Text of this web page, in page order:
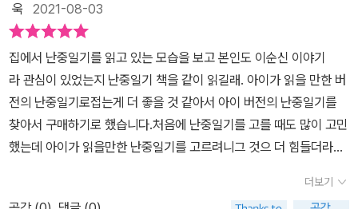
다. 일기를 쓰지 않았다면 사람들의 기억 속에 사라졌을 것이다. 오늘
의 기록이 곧 나를 만든다!
께 해설도 들어가 있어 읽기가 편했네요.이순신 장군이 점을 쳤다는
것에...아마도 적과의 싸움에서 언제나 승리하는 것은 아니라는 두려
움이 자리 잡고 있어서 그랬을 거라는 생각이 들었네요 이순신 장군
의 난중일기와 함께 선조에게 올린 장계도 귀한 자료가 되고 있다고
합니다.장계 또한 해석과 함께 내용에 포함되어 있네요.장군은 7년
동안 전쟁통에 몸이 많이 나약해지셨네요.자기 몸 돌볼 시간도 없이
전쟁에서 백성을 나라를 걱정하는 마음이 진정한 지도자가 아니었나
싶어요~군량미도 없고 옷도 없이 추위가 싸우다 얼어 죽고 굶어 죽은
우리 백성들얼마나 가슴이 아팠을지...그 난리 통에 어찌 이순신 장군
욱 2021-08-03
집에서 난중일기를 읽고 있는 모습을 보고 본인도 이순신 이야기
라 관심이 있었는지 난중일기 책을 같이 읽길래. 아이가 읽을 만한 버
전의 난중일기로접는게 더 좋을 것 같아서 아이 버전의 난중일기를
찾아서 구매하기로 했습니다.처음에 난중일기를 고를 때도 많이 고민
했는데 아이가 읽을만한 난중일기를 고르려니그 것으 더 힘들더라구
더보기